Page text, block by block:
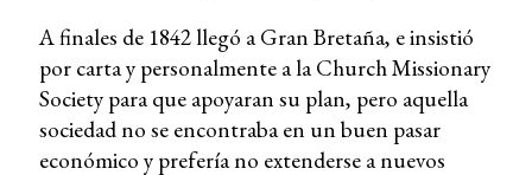
A finales de 1842 llegó a Gran Bretaña, e insistió
por carta y personalmente a la Church Missionary
Society para que apoyaran su plan, pero aquella
sociedad no se encontraba en un buen pasar
económico y prefería no extenderse a nuevos